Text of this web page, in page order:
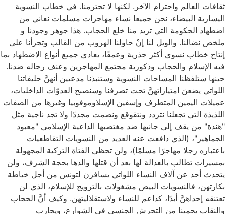
ثقافات العالم واحترام الآخر. لكنها لا تحترمنا. في خطاب النسوية
اليسارية البيضاء، نحن جميعا نساء مهاجرات مسلمات نعاني من
اضطهاد الحكومة التي تريد منا خلع الحجاب. هذا جوهر وجودنا و
ملخص نضالنا. والويل لنا إنْ حاولنا الهروب من القالب وتجرأنا على
إنتاج خطاب نسوي أكثر جذرية وعمقًا، يعادي جميع أنواع الاضطهاد بما
فيه الإسلام والحجاب وذكورية مجتمع المهاجرين وعنف رجاله ضدنا.
حينها ستلفظنا المساحات النسوية وستنبذنا مدعيين أنهنَّ حليفاتنا
اللواتي يضعنَ امتيازاتهنَّ تحت تصرفنا وسنصبح العدوّات الداخليات،
عميلات اليمين المتطرف وإسفين الإسلاوموفوبيا وغيرها من الصفات
اللذيذة التي تجعلنا نتردد ونتقوقع ونصمت مجددًا ولا تجد ناجية مثل
"هندة" من يقف إلى جانبها ضد مغتصبها الداعية الإسلامي "معبود
الجماهير"، (الذي دافعت عنه العديد من النسويات التقاطعيات
باعتباره رجلا مهاجرًا مسلمًا)، ولن تحظى الفتاة التركية المجهولة
بمسيرات تطالب بالعدالة لها بعد أن قتلها والدها بحجة الشرف، ولن
يتحدث أحد عن آلاف النساء اللواتي يسافرن لتونس من أجل خياطة
بكارتهن، فالنسويات البيض مشغولات بالترويج للإسلام، الذي لن
تعتنقه إحداهنَّ أبدًا، كداعم للنساء ولاستقلاليتهن. وكيف أنَّ الحجاب
والنقاب يحمينا من التحرش الجنسي في الشوارع، ويحارب